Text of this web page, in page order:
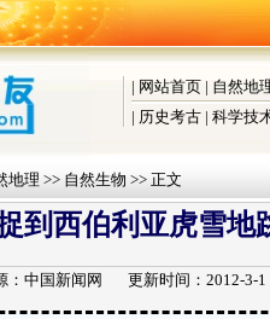
| 网站首页 | 自然地
| 历史考古 | 科学技
地理 >> 自然生物 >> 正文
到西伯利亚虎雪地
： 中国新闻网 更新时间：2012-3-1